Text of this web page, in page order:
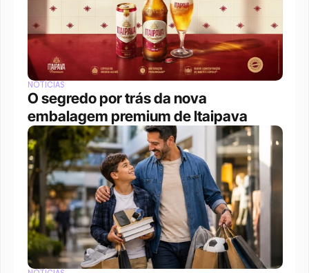
NOTÍCIAS
O segredo por trás da nova
embalagem premium de Itaipava